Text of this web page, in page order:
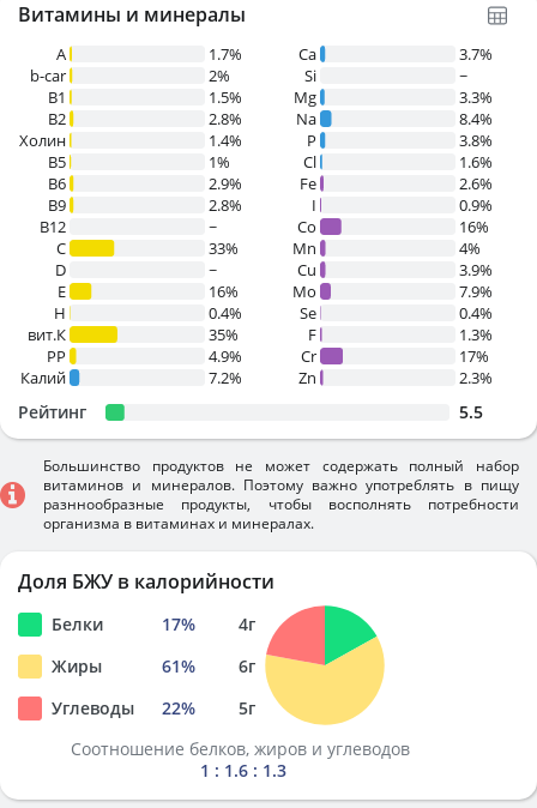
Витамины и минералы
A
1.7%
b-car
2%
В1
1.5%
B2
2.8%
Холин
1.4%
B5
1%
B6
2.9%
B9
2.8%
B12
~
C
33%
D
~
E
16%
H
0.4%
вит.К
35%
PP
4.9%
Калий
7.2%
Ca
3.7%
Si
~
Mg
3.3%
Na
8.4%
P
3.8%
Cl
1.6%
Fe
2.6%
I
0.9%
Co
16%
Mn
4%
Cu
3.9%
Mo
7.9%
Se
0.4%
F
1.3%
Cr
17%
Zn
2.3%
Рейтинг 5.5
Большинство продуктов не может содержать полный набор
витаминов и минералов. Поэтому важно употреблять в пищу
разннообразные продукты, чтобы восполнять потребности
организма в витаминах и минералах.
Доля БЖУ в калорийности
Белки 17% 4г
Жиры
61% 6г
Углеводы
22% 5г
Соотношение белков, жиров и углеводов
1 : 1.6 : 1.3